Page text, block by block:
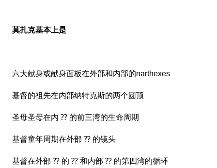
莫扎克基本上是
六大献身或献身面板在外部和内部的narthexes
基督的祖先在内部纳特克斯的两个圆顶
圣母圣母在内 ⁇ 的前三湾的生命周期
基督童年周期在外部 ⁇ 的镜头
基督在外部 ⁇ 的 ⁇ 和内部 ⁇ 的第四湾的循环